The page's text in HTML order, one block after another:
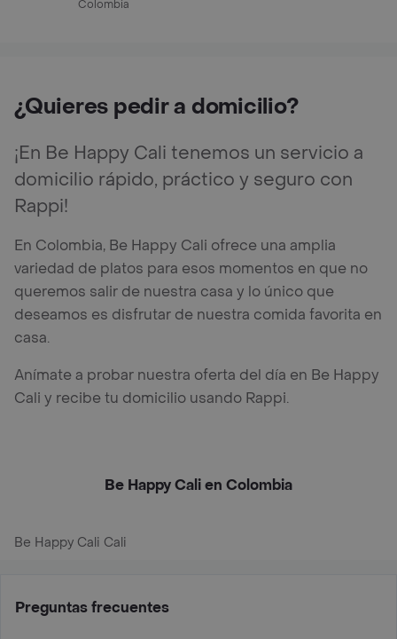
Colombia
¿Quieres pedir a domicilio?
¡En Be Happy Cali tenemos un servicio a
domicilio rápido, práctico y seguro con
Rappi!
En Colombia, Be Happy Cali ofrece una amplia
variedad de platos para esos momentos en que no
queremos salir de nuestra casa y lo único que
deseamos es disfrutar de nuestra comida favorita en
casa.
Anímate a probar nuestra oferta del día en Be Happy
Cali y recibe tu domicilio usando Rappi.
Be Happy Cali en Colombia
Be Happy Cali Cali
Preguntas frecuentes